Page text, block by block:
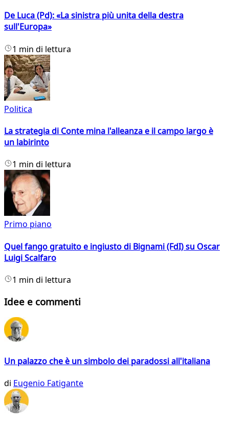
De Luca (Pd): «La sinistra più unita della destra
sull'Europa»
1 min di lettura
Politica
La strategia di Conte mina l'alleanza e il campo largo è
un labirinto
1 min di lettura
Primo piano
Quel fango gratuito e ingiusto di Bignami (FdI) su Oscar
Luigi Scalfaro
1 min di lettura
Idee e commenti
Un palazzo che è un simbolo dei paradossi all'italiana
di Eugenio Fatigante